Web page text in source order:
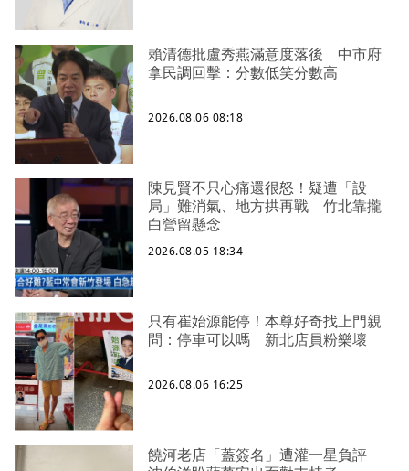
賴清德批盧秀燕滿意度落後 中市府
拿民調回擊：分數低笑分數高
2026.08.06 08:18
陳見賢不只心痛還很怒！疑遭「設
局」難消氣、地方拱再戰 竹北靠攏
白營留懸念
2026.08.05 18:34
只有崔始源能停！本尊好奇找上門親
問：停車可以嗎 新北店員粉樂壞
2026.08.06 16:25
饒河老店「蓋簽名」遭灌一星負評